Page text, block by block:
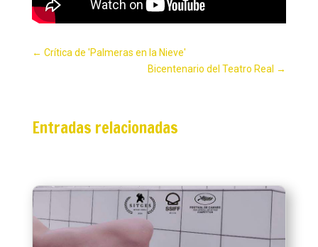
← Crítica de 'Palmeras en la Nieve'
Bicentenario del Teatro Real →
Entradas relacionadas